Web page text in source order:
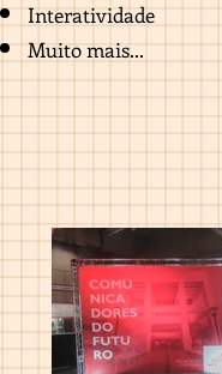
Interatividade
Muito mais...